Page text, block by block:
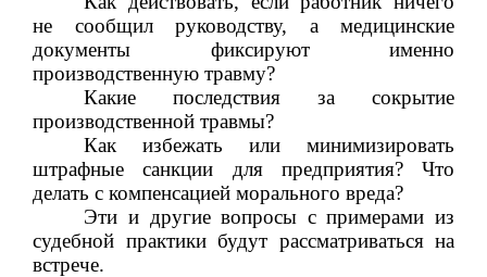
не сообщил руководству, а медицинские
документы фиксируют именно
производственную травму?
Какие последствия за сокрытие
производственной травмы?
Как избежать или минимизировать
штрафные санкции для предприятия? Что
делать с компенсацией морального вреда?
Эти и другие вопросы с примерами из
судебной практики будут рассматриваться на
встрече.